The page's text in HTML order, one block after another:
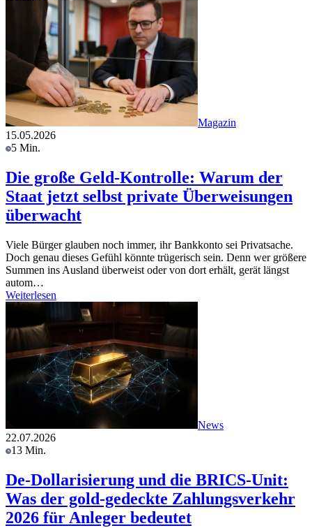
Magazin
15.05.2026
5 Min.
Die große Geld-Kontrolle: Warum der
Staat jetzt selbst private Überweisungen
überwacht
Viele Bürger glauben noch immer, ihr Bankkonto sei Privatsache.
Doch genau dieses Gefühl könnte trügerisch sein. Denn wer größere
Summen ins Ausland überweist oder von dort erhält, gerät längst
autom…
Weiterlesen
News
22.07.2026
13 Min.
De-Dollarisierung und die BRICS-Unit:
Was der gold-gedeckte Zahlungsverkehr
2026 für Anleger bedeutet